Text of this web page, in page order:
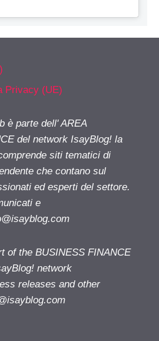
Privacy (UE)
è parte dell' AREA
del network IsayBlog! la
siti tematici di
che contano sul
ed esperti del settore.
e
of the BUSINESS FINANCE
network
releases and other